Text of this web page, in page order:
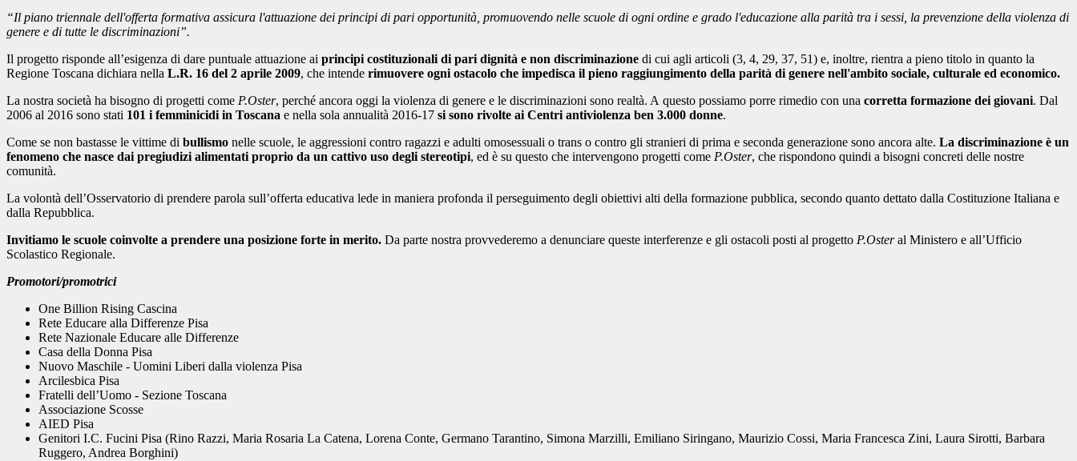
“Il piano triennale dell'offerta formativa assicura l'attuazione dei principi di pari opportunità, promuovendo nelle scuole di ogni ordine e grado l'educazione alla parità tra i sessi, la prevenzione della violenza di
genere e di tutte le discriminazioni”.
Il progetto risponde all’esigenza di dare puntuale attuazione ai principi costituzionali di pari dignità e non discriminazione di cui agli articoli (3, 4, 29, 37, 51) e, inoltre, rientra a pieno titolo in quanto la
Regione Toscana dichiara nella L.R. 16 del 2 aprile 2009, che intende rimuovere ogni ostacolo che impedisca il pieno raggiungimento della parità di genere nell'ambito sociale, culturale ed economico.
La nostra società ha bisogno di progetti come P.Oster, perché ancora oggi la violenza di genere e le discriminazioni sono realtà. A questo possiamo porre rimedio con una corretta formazione dei giovani. Dal
2006 al 2016 sono stati 101 i femminicidi in Toscana e nella sola annualità 2016-17 si sono rivolte ai Centri antiviolenza ben 3.000 donne.
Come se non bastasse le vittime di bullismo nelle scuole, le aggressioni contro ragazzi e adulti omosessuali o trans o contro gli stranieri di prima e seconda generazione sono ancora alte. La discriminazione è un
fenomeno che nasce dai pregiudizi alimentati proprio da un cattivo uso degli stereotipi, ed è su questo che intervengono progetti come P.Oster, che rispondono quindi a bisogni concreti delle nostre
comunità.
La volontà dell’Osservatorio di prendere parola sull’offerta educativa lede in maniera profonda il perseguimento degli obiettivi alti della formazione pubblica, secondo quanto dettato dalla Costituzione Italiana e
dalla Repubblica.
Invitiamo le scuole coinvolte a prendere una posizione forte in merito. Da parte nostra provvederemo a denunciare queste interferenze e gli ostacoli posti al progetto P.Osteral Ministero e all’Ufficio
Scolastico Regionale.
Promotori/promotrici
One Billion Rising Cascina
Rete Educare alla Differenze Pisa
Rete Nazionale Educare alle Differenze
Casa della Donna Pisa
Nuovo Maschile - Uomini Liberi dalla violenza Pisa
Arcilesbica Pisa
Fratelli dell’Uomo - Sezione Toscana
Associazione Scosse
AIED Pisa
Genitori I.C. Fucini Pisa (Rino Razzi, Maria Rosaria La Catena, Lorena Conte, Germano Tarantino, Simona Marzilli, Emiliano Siringano, Maurizio Cossi, Maria Francesca Zini, Laura Sirotti, Barbara
Ruggero, Andrea Borghini)